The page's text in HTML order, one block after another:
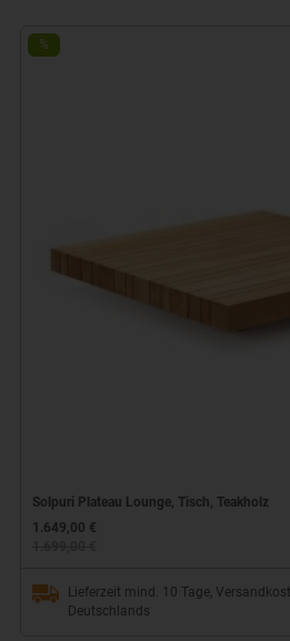
%
Solpuri Plateau Lounge, Tisch, Teakholz
1.649,00 €
Lieferzeit mind. 10 Tage,
Deutschlands